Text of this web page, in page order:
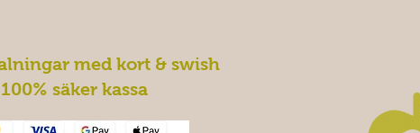
med kort & swish
| 100% säker kassa